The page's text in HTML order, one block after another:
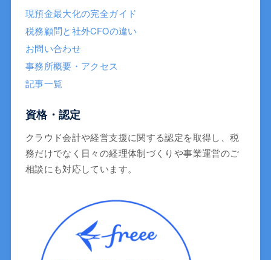
現預金最大化の完全ガイド
税務顧問と社外CFOの違い
お問い合わせ
事務所概要・アクセス
記事一覧
資格・認定
クラウド会計や経営支援に関する認定を取得し、税
務だけでなく日々の経理体制づくりや事業運営のご
相談にも対応しています。